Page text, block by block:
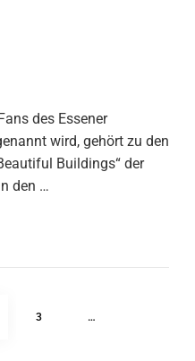
des Essener
wird, gehört zu den
Buildings“ der
den …
SEITE
3 …